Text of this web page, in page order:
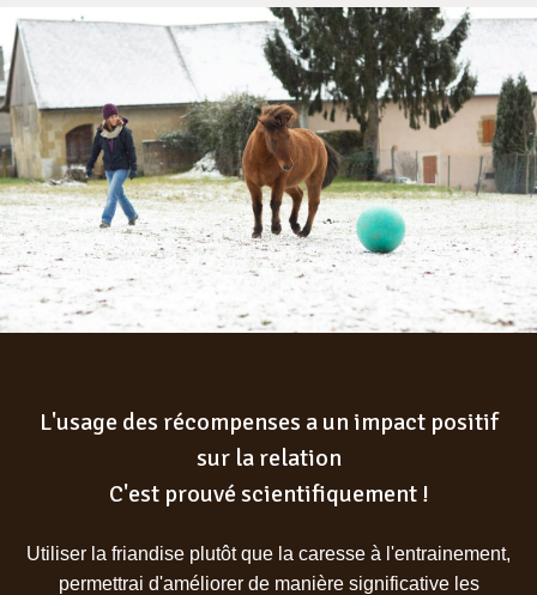
L'usage des récompenses a un impact positif
sur la relation
C'est prouvé scientifiquement !
Utiliser la friandise plutôt que la caresse à l'entrainement,
permettrai d'améliorer de manière significative les